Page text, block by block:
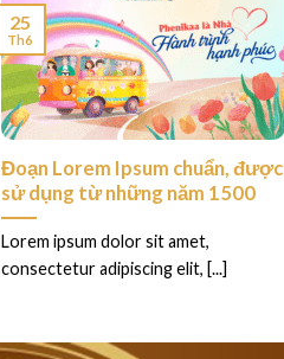
Đoạn Lorem Ipsum chuẩn, được
sử dụng từ những năm 1500
Lorem ipsum dolor sit amet,
consectetur adipiscing elit, [...]
25
Th6